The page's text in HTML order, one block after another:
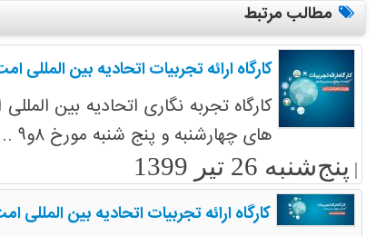
مطالب مرتبط
کارگاه ارائه تجربیات اتحادیه بین المللی
کارگاه تجربه نگاری اتحادیه بین
های چهارشنبه و پنج شنبه مورخ ۸و۹ ...
پنج‌شنبه 26 تیر 1399
کارگاه ارائه تجربیات اتحادیه بین المللی